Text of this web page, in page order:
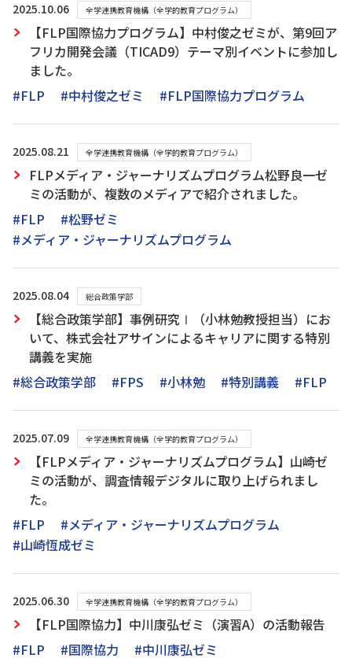
2025.10.06 全学連携教育機構（全学的教育プログラム）
【FLP国際協力プログラム】中村俊之ゼミが、第9回ア
フリカ開発会議（TICAD9）テーマ別イベントに参加し
ました。
#FLP
#中村俊之ゼミ #FLP国際協力プログラム
2025.08.21 全学連携教育機構（全学的教育プログラム）
FLPメディア・ジャーナリズムプログラム松野良一ゼ
ミの活動が、複数のメディアで紹介されました。
#FLP
#松野ゼミ
#メディア・ジャーナリズムプログラム
2025.08.04 総合政策学部
【総合政策学部】事例研究Ⅰ（小林勉教授担当）にお
いて、株式会社アサインによるキャリアに関する特別
講義を実施
#総合政策学部
#FPS #小林勉 #特別講義 #FLP
2025.07.09 全学連携教育機構（全学的教育プログラム）
【FLPメディア・ジャーナリズムプログラム】山崎ゼ
ミの活動が、調査情報デジタルに取り上げられまし
た。
#FLP
#メディア・ジャーナリズムプログラム
#山崎恆成ゼミ
2025.06.30 全学連携教育機構（全学的教育プログラム）
【FLP国際協力】中川康弘ゼミ（演習A）の活動報告
#FLP
#国際協力 #中川康弘ゼミ